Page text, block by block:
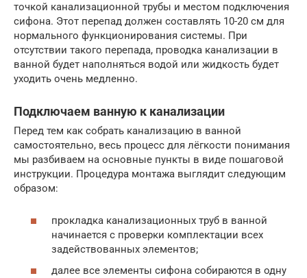
точкой канализационной трубы и местом подключения
сифона. Этот перепад должен составлять 10-20 см для
нормального функционирования системы. При
отсутствии такого перепада, проводка канализации в
ванной будет наполняться водой или жидкость будет
уходить очень медленно.
Подключаем ванную к канализации
Перед тем как собрать канализацию в ванной
самостоятельно, весь процесс для лёгкости понимания
мы разбиваем на основные пункты в виде пошаговой
инструкции. Процедура монтажа выглядит следующим
образом:
прокладка канализационных труб в ванной
начинается с проверки комплектации всех
задействованных элементов;
далее все элементы сифона собираются в одну